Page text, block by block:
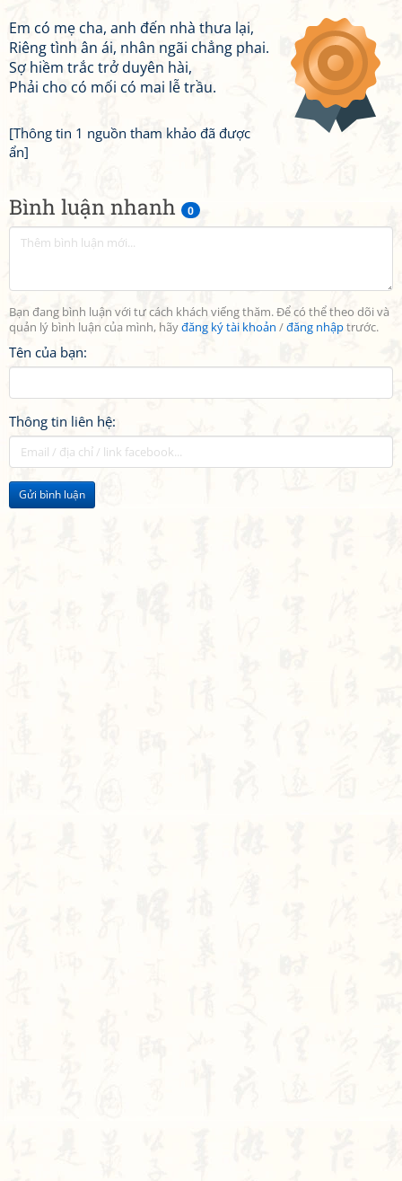
Bình luận nhanh 0
Bạn đang bình luận với tư cách khách viếng thăm. Để có thể theo dõi và
quản lý bình luận của mình, hãyđăng ký tài khoản /đăng nhậptrước.
Tên của bạn:
Thông tin liên hệ:
Gửi bình luận
Em có mẹ cha, anh đến nhà thưa lại,
Riêng tình ân ái, nhân ngãi chẳng phai.
Sợ hiềm trắc trở duyên hài,
Phải cho có mối có mai lễ trầu.
[Thông tin 1 nguồn tham khảo đã được
ẩn]